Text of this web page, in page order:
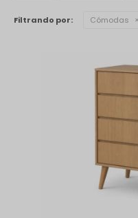
Filtrando por: Cómodas